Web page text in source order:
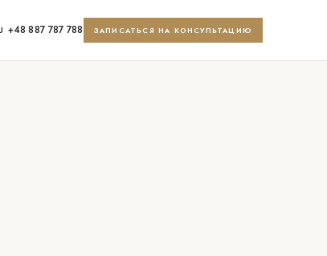
+48 887 787 788 ЗАПИСАТЬСЯ НА КОНСУЛЬТАЦИЮ